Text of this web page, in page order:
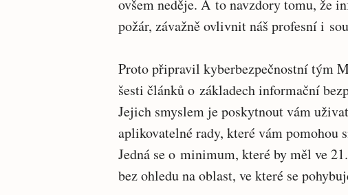
ovšem neděje. A to navzdory tomu, že
požár, závažně ovlivnit náš profesní i
Proto připravil kyberbezpečnostní tým
šesti článků o základech informační
Jejich smyslem je poskytnout vám
aplikovatelné rady, které vám
Jedná se o minimum, které by měl ve
bez ohledu na oblast, ve které se